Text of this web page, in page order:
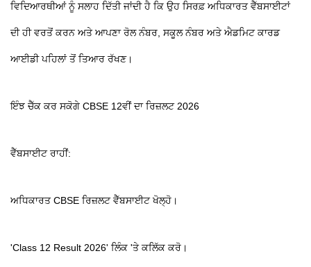
ਵਿਦਿਆਰਥੀਆਂ ਨੂੰ ਸਲਾਹ ਦਿੱਤੀ ਜਾਂਦੀ ਹੈ ਕਿ ਉਹ ਸਿਰਫ਼ ਅਧਿਕਾਰਤ ਵੈੱਬਸਾਈਟਾਂ
ਦੀ ਹੀ ਵਰਤੋਂ ਕਰਨ ਅਤੇ ਆਪਣਾ ਰੋਲ ਨੰਬਰ, ਸਕੂਲ ਨੰਬਰ ਅਤੇ ਐਡਮਿਟ ਕਾਰਡ
ਆਈਡੀ ਪਹਿਲਾਂ ਤੋਂ ਤਿਆਰ ਰੱਖਣ।
ਇੰਝ ਚੈੱਕ ਕਰ ਸਕੋਗੇ CBSE 12ਵੀਂ ਦਾ ਰਿਜ਼ਲਟ 2026
ਵੈੱਬਸਾਈਟ ਰਾਹੀਂ:
ਅਧਿਕਾਰਤ CBSE ਰਿਜ਼ਲਟ ਵੈੱਬਸਾਈਟ ਖੋਲ੍ਹੋ।
'Class 12 Result 2026' ਲਿੰਕ 'ਤੇ ਕਲਿੱਕ ਕਰੋ।